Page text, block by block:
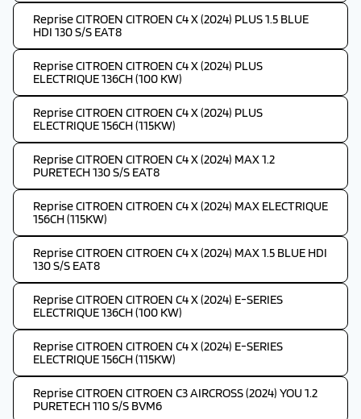
Reprise CITROEN CITROEN C4 X (2024) PLUS 1.5 BLUE
HDI 130 S/S EAT8
Reprise CITROEN CITROEN C4 X (2024) PLUS
ELECTRIQUE 136CH (100 KW)
Reprise CITROEN CITROEN C4 X (2024) PLUS
ELECTRIQUE 156CH (115KW)
Reprise CITROEN CITROEN C4 X (2024) MAX 1.2
PURETECH 130 S/S EAT8
Reprise CITROEN CITROEN C4 X (2024) MAX ELECTRIQUE
156CH (115KW)
Reprise CITROEN CITROEN C4 X (2024) MAX 1.5 BLUE HDI
130 S/S EAT8
Reprise CITROEN CITROEN C4 X (2024) E-SERIES
ELECTRIQUE 136CH (100 KW)
Reprise CITROEN CITROEN C4 X (2024) E-SERIES
ELECTRIQUE 156CH (115KW)
Reprise CITROEN CITROEN C3 AIRCROSS (2024) YOU 1.2
PURETECH 110 S/S BVM6